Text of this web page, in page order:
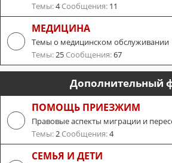
Темы:4Сообщения: 11
МЕДИЦИНА
Темы о медицинском обслуживании
Темы:25 Сообщения:67
Дополнительный
ПОМОЩЬ ПРИЕЗЖИМ
Правовые аспекты миграции и
Темы:2 Сообщения:4
СЕМЬЯ И ДЕТИ